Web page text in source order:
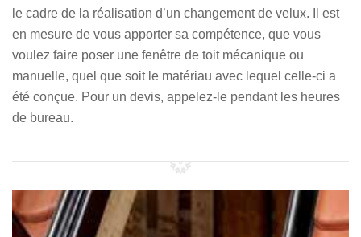
le cadre de la réalisation d’un changement de velux. Il est
en mesure de vous apporter sa compétence, que vous
voulez faire poser une fenêtre de toit mécanique ou
manuelle, quel que soit le matériau avec lequel celle-ci a
été conçue. Pour un devis, appelez-le pendant les heures
de bureau.